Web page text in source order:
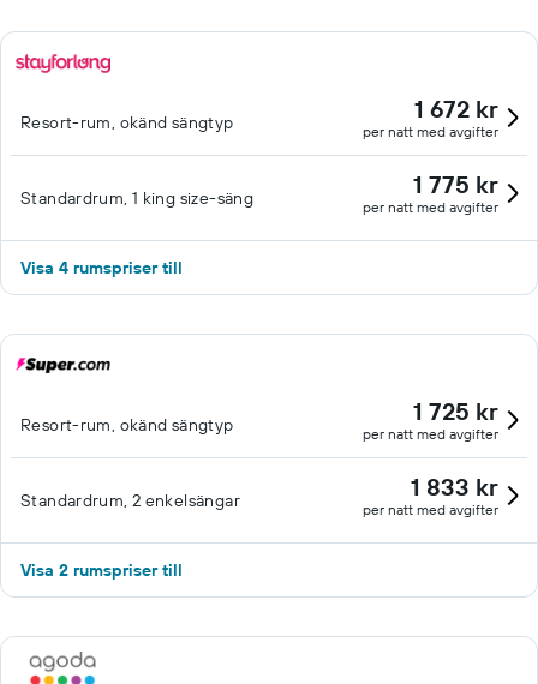
Resort-rum, okänd sängtyp 1 672 kr
per natt med avgifter
Standardrum, 1 king size-säng 1 775 kr
per natt med avgifter
Visa 4 rumspriser till
Resort-rum, okänd sängtyp 1 725 kr
per natt med avgifter
Standardrum, 2 enkelsängar 1 833 kr
per natt med avgifter
Visa 2 rumspriser till